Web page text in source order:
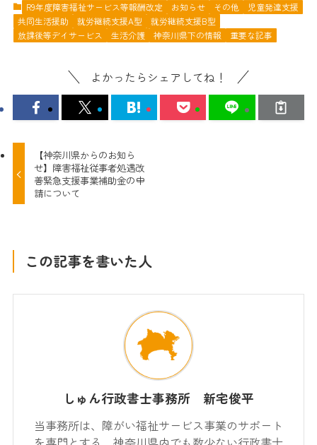
R9年度障害福祉サービス等報酬改定 お知らせ その他
児童発達支援
共同生活援助
就労継続支援A型
就労継続支援B型
放課後等デイサービス
生活介護 神奈川県下の情報 重要な記事
よかったらシェアしてね！
【神奈川県からのお知ら
せ】障害福祉従事者処遇改
善緊急支援事業補助金の申
請について
この記事を書いた人
しゅん行政書士事務所 新宅俊平
当事務所は、障がい福祉サービス事業のサポート